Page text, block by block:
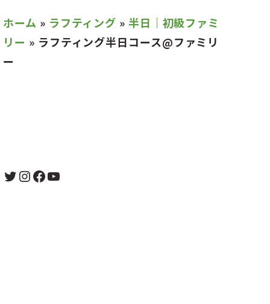
ホーム » ラフティング » 半日｜初級ファミ
リー » ラフティング半日コース@ファミリ
ー
Twitter
Instagram
Facebook
YouTube